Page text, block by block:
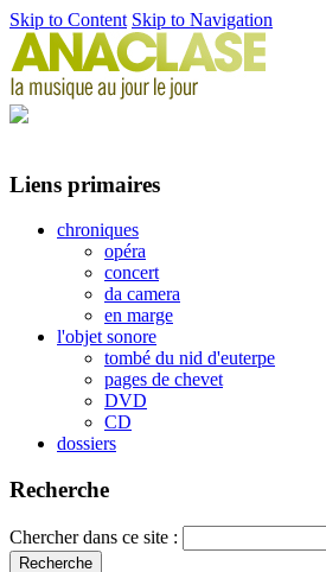
Skip to Content Skip to Navigation
Liens primaires
chroniques
opéra
concert
da camera
en marge
l'objet sonore
tombé du nid d'euterpe
pages de chevet
DVD
CD
dossiers
Recherche
Chercher dans ce site :